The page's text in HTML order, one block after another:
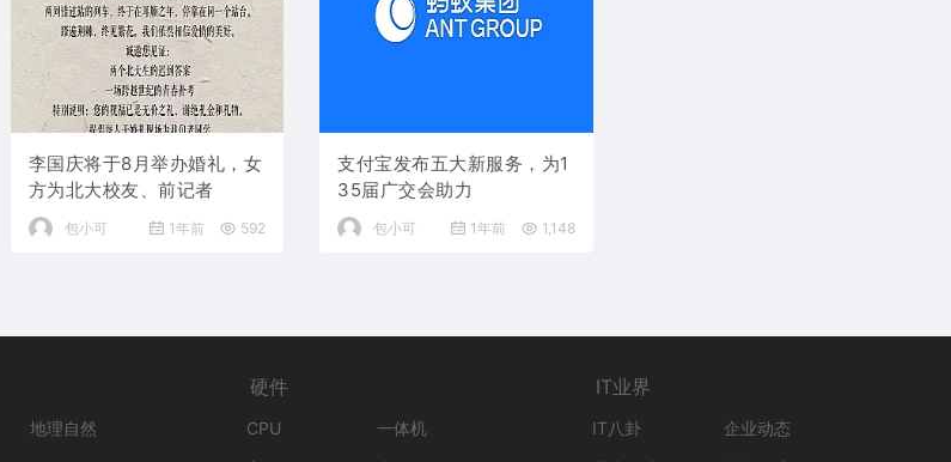
李国庆将于8月举办婚礼，女
方为北大校友、前记者
包小可 1年前 592
支付宝发布五大新服务，为1
35届广交会助力
包小可 1年前 1,148
地理自然
硬件
CPU
一体机
IT业界
IT八卦
企业动态